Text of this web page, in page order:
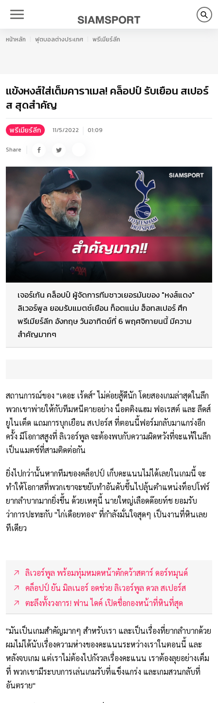
หน้าหลัก ฟุตบอลต่างประเทศ พรีเมียร์ลีก
แข้งหงส์ใส่เต็มคาราเมล! คล็อปป์ รับเยือน สเปอร์
ส สุดสำคัญ
พรีเมียร์ลีก 11/5/2022 01:09
Share
เจอร์เก้น คล็อปป์ ผู้จัดการทีมชาวเยอรมันของ "หงส์แดง"
ลิเวอร์พูล ยอมรับแมตช์เยือน ท็อตแน่ม ฮ็อทสเปอร์ ศึก
พรีเมียร์ลีก อังกฤษ วันอาทิตย์ที่ 6 พฤศจิกายนนี้ มีความ
สำคัญมากๆ
สถานการณ์ของ "เดอะ เร้ดส์" ไม่ค่อยสู้ดีนัก โดยสองเกมล่าสุดในลีก
พวกเขาพ่ายให้กับทีมหนีตายอย่าง น็อตติงแฮม ฟอเรสต์ และ ลีดส์
ยูไนเต็ด แถมการบุกเยือน สเปอร์ส ที่ตอนนี้ฟอร์มกลับมาแกร่งอีก
ครั้ง มีโอกาสสูงที่ ลิเวอร์พูล จะต้องพบกับความผิดหวังที่จะแพ้ในลีก
เป็นแมตช์ที่สามติดต่อกัน
ยิ่งไปกว่านั้นหากทีมของคล็อปป์ เก็บคะแนนไม่ได้เลยในเกมนี้ จะ
ทำให้โอกาสที่พวกเขาจะขยับทำอันดับขึ้นไปลุ้นตำแหน่งท็อปโฟร์
ยากลำบากมากยิ่งขึ้น ด้วยเหตุนี้ นายใหญ่เลือดด๊อยท์ช ยอมรับ
ว่าการปะทะกับ "ไก่เดือยทอง" ที่กำลังมั่นใจสุดๆ เป็นงานที่หินเลย
ทีเดียว
ลิเวอร์พูล พร้อมทุ่มหมดหน้าตักคว้าสตาร์ ดอร์ทมุนด์
คล็อปป์ ยัน มิลเนอร์ อดช่วย ลิเวอร์พูล ดวล สเปอร์ส
ตะลึงทั้งวงการ! ฟาน ไดค์ เปิดชื่อกองหน้าที่หินที่สุด
"มันเป็นเกมสำคัญมากๆ สำหรับเรา และเป็นเรื่องที่ยากลำบากด้วย
ผมไม่ได้นับเรื่องความห่างของคะแนนระหว่างเราในตอนนี้ และ
หลังจบเกม แต่เราไม่ต้องไปกังวลเรื่องคะแนน เราต้องลุยอย่างเต็ม
ที่ พวกเขามีระบบการเล่นเกมรับที่แข็งแกร่ง และเกมสวนกลับที่
อันตราย"